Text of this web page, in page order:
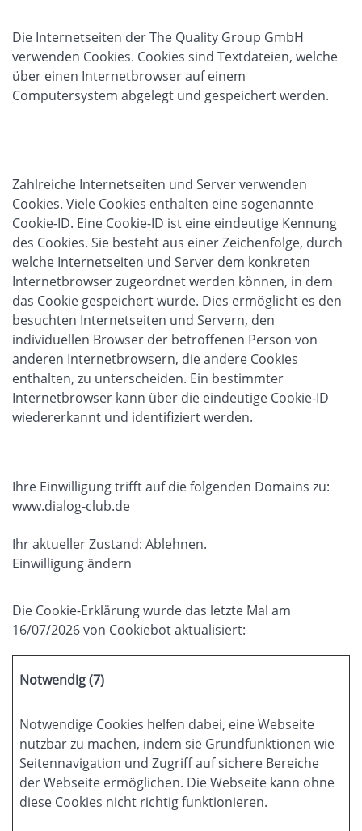
Die Internetseiten der The Quality Group GmbH
verwenden Cookies. Cookies sind Textdateien, welche
über einen Internetbrowser auf einem
Computersystem abgelegt und gespeichert werden.
Zahlreiche Internetseiten und Server verwenden
Cookies. Viele Cookies enthalten eine sogenannte
Cookie-ID. Eine Cookie-ID ist eine eindeutige Kennung
des Cookies. Sie besteht aus einer Zeichenfolge, durch
welche Internetseiten und Server dem konkreten
Internetbrowser zugeordnet werden können, in dem
das Cookie gespeichert wurde. Dies ermöglicht es den
besuchten Internetseiten und Servern, den
individuellen Browser der betroffenen Person von
anderen Internetbrowsern, die andere Cookies
enthalten, zu unterscheiden. Ein bestimmter
Internetbrowser kann über die eindeutige Cookie-ID
wiedererkannt und identifiziert werden.
Ihre Einwilligung trifft auf die folgenden Domains zu:
www.dialog-club.de
Ihr aktueller Zustand: Ablehnen.
Einwilligung ändern
Die Cookie-Erklärung wurde das letzte Mal am
16/07/2026 von Cookiebotaktualisiert:
Notwendig (7)
Notwendige Cookies helfen dabei, eine Webseite
nutzbar zu machen, indem sie Grundfunktionen wie
Seitennavigation und Zugriff auf sichere Bereiche
der Webseite ermöglichen. Die Webseite kann ohne
diese Cookies nicht richtig funktionieren.